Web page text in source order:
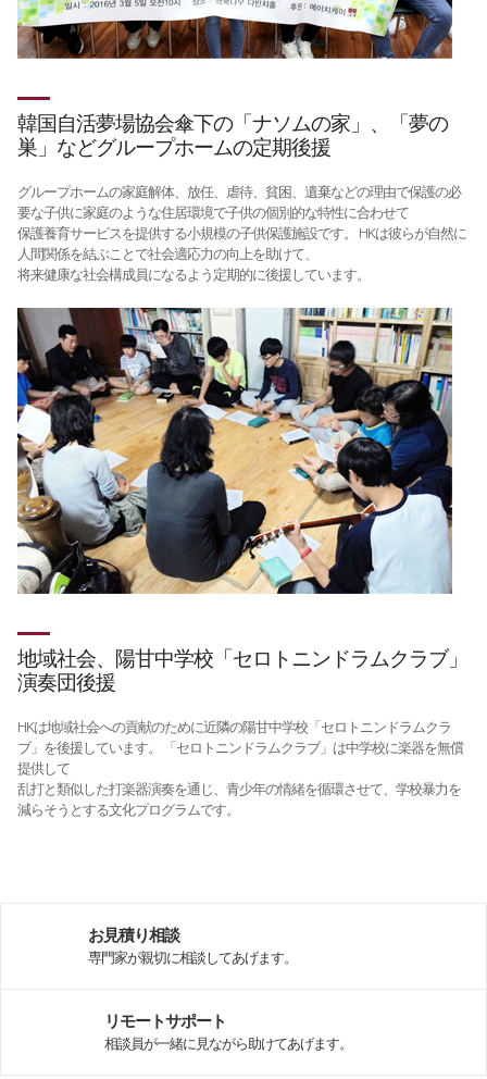
韓国自活夢場協会傘下の「ナソムの家」、「夢の
巣」などグループホームの定期後援
グループホームの家庭解体、放任、虐待、貧困、遺棄などの理由で保護の必
要な子供に家庭のような住居環境で子供の個別的な特性に合わせて
保護養育サービスを提供する小規模の子供保護施設です。 HKは彼らが自然に
人間関係を結ぶことで社会適応力の向上を助けて、
将来健康な社会構成員になるよう定期的に後援しています。
地域社会、陽甘中学校「セロトニンドラムクラブ」
演奏団後援
HKは地域社会への貢献のために近隣の陽甘中学校「セロトニンドラムクラ
ブ」を後援しています。 「セロトニンドラムクラブ」は中学校に楽器を無償
提供して
乱打と類似した打楽器演奏を通じ、青少年の情緒を循環させて、学校暴力を
減らそうとする文化プログラムです。
お見積り相談
専門家が親切に相談してあげます。
リモートサポート
相談員が一緒に見ながら助けてあげます。